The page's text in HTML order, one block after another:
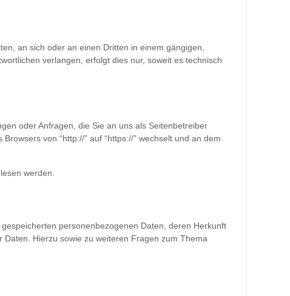
an sich oder an einen Dritten in einem gängigen,
verlangen, erfolgt dies nur, soweit es technisch
oder Anfragen, die Sie an uns als Seitenbetreiber
von “http://” auf “https://” wechselt und an dem
werden.
personenbezogenen Daten, deren Herkunft
Hierzu sowie zu weiteren Fragen zum Thema